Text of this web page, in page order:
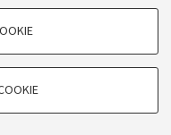
per il corretto
- Università di
- PI: